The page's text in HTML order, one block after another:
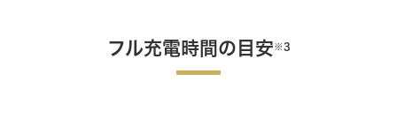
フル充電時間の目安※3